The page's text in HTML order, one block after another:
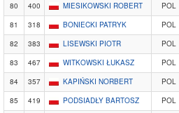
80 400 MIESIKOWSKI ROBERT POL
81
318 BONIECKI PATRYK POL
82
383 LISEWSKI PIOTR POL
83
467 WITKOWSKI ŁUKASZ POL
84
357 KAPIŃSKI NORBERT POL
85
419 PODSIADŁY BARTOSZ POL